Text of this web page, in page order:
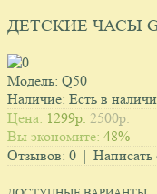
ДЕТСКИЕ ЧАСЫ
Модель: Q50
Наличие: Есть в
Цена: 1299p. 2500p.
Вы экономите: 48%
Отзывов: 0 | Написать